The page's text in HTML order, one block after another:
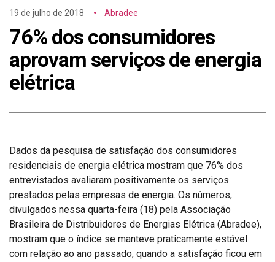
19 de julho de 2018 Abradee
76% dos consumidores
aprovam serviços de energia
elétrica
Dados da pesquisa de satisfação dos consumidores
residenciais de energia elétrica mostram que 76% dos
entrevistados avaliaram positivamente os serviços
prestados pelas empresas de energia. Os números,
divulgados nessa quarta-feira (18) pela Associação
Brasileira de Distribuidores de Energias Elétrica (Abradee),
mostram que o índice se manteve praticamente estável
com relação ao ano passado, quando a satisfação ficou em